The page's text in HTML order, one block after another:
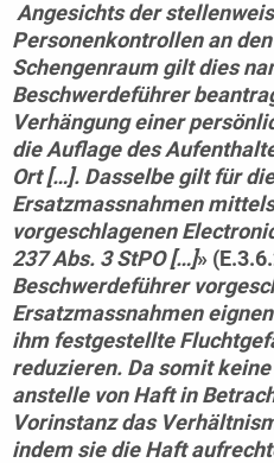
Angesichts der
Personenkontrollen an
Schengenraum gilt dies
Beschwerdeführer
Verhängung einer
die Auflage des
Ort […]. Dasselbe gilt für
Ersatzmassnahmen
vorgeschlagenen
237 Abs. 3 StPO […]»
Beschwerdeführer
Ersatzmassnahmen
ihm festgestellte
reduzieren. Da somit
anstelle von Haft in
Vorinstanz das
indem sie die Haft